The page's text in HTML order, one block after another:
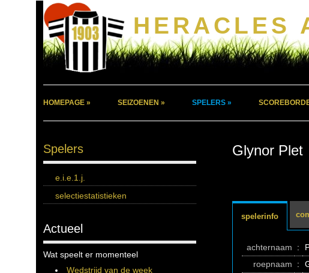
HERACLES
HOMEPAGE » SEIZOENEN » SPELERS »
Spelers
e.i.e.1.j.
selectiestatistieken
Actueel
Wat speelt er momenteel
Wedstrijd van de week
Glynor Plet
spelerinfo
achternaam :
roepnaam
: